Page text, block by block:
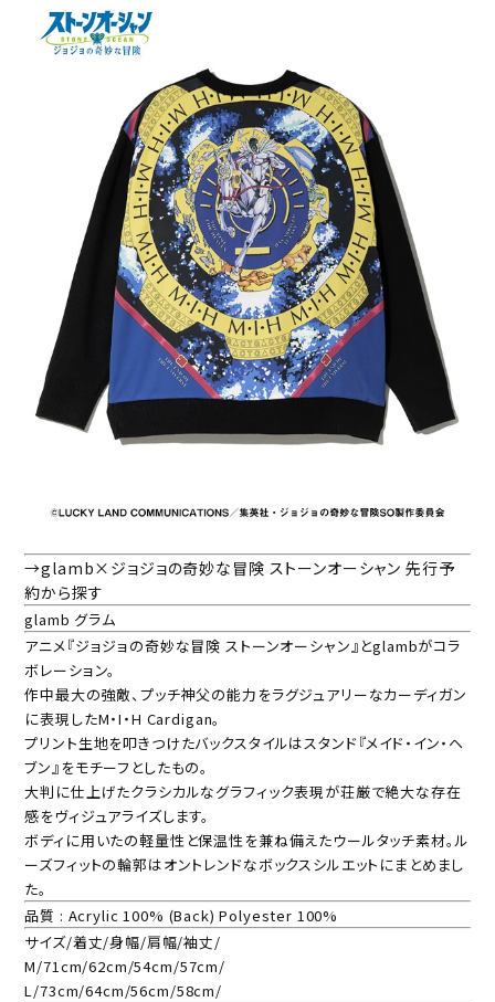
→glamb×ジョジョの奇妙な冒険 ストーンオーシャン 先行予
約から探す
glamb グラム
アニメ『ジョジョの奇妙な冒険 ストーンオーシャン』とglambがコラ
ボレーション。
作中最大の強敵、プッチ神父の能力をラグジュアリーなカーディガン
に表現したM・I・H Cardigan。
プリント生地を叩きつけたバックスタイルはスタンド『メイド・イン・ヘ
ブン』をモチーフとしたもの。
大判に仕上げたクラシカルなグラフィック表現が荘厳で絶大な存在
感をヴィジュアライズします。
ボディに用いたの軽量性と保温性を兼ね備えたウールタッチ素材。ル
ーズフィットの輪郭はオントレンドなボックスシルエットにまとめまし
た。
品質 : Acrylic 100% (Back) Polyester 100%
サイズ/着丈/身幅/肩幅/袖丈/
M/71cm/62cm/54cm/57cm/
L/73cm/64cm/56cm/58cm/